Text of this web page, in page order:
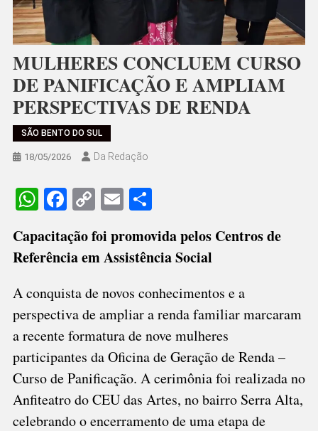
MULHERES CONCLUEM CURSO
DE PANIFICAÇÃO E AMPLIAM
PERSPECTIVAS DE RENDA
SÃO BENTO DO SUL
18/05/2026 Da Redação
WhatsApp
Facebook
CopyEmailShare
Capacitação foi promovida pelos Centros de
Referência em Assistência Social
A conquista de novos conhecimentos e a
perspectiva de ampliar a renda familiar marcaram
a recente formatura de nove mulheres
participantes da Oficina de Geração de Renda –
Curso de Panificação. A cerimônia foi realizada no
Anfiteatro do CEU das Artes, no bairro Serra Alta,
celebrando o encerramento de uma etapa de